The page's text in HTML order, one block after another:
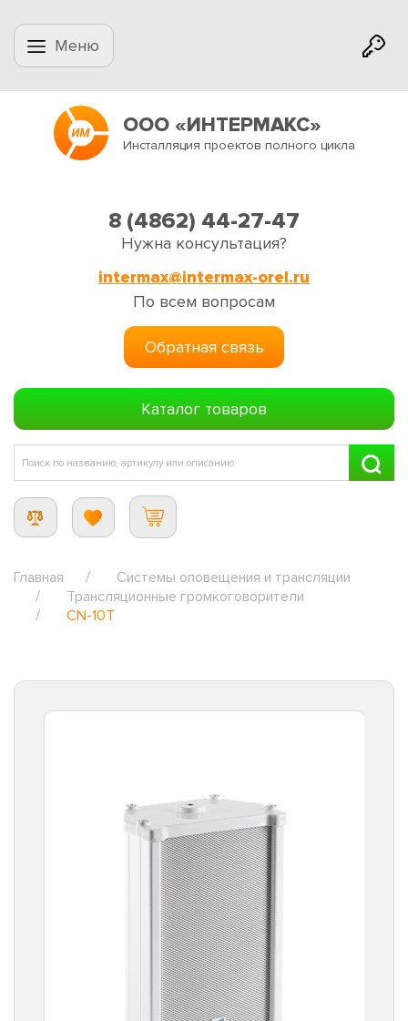
Меню
ООО «ИНТЕРМАКС»
Инсталляция проектов полного цикла
8 (4862) 44-27-47
Нужна консультация?
intermax@intermax-orel.ru
По всем вопросам
Обратная связь
Каталог товаров
Главная
Системы оповещения и трансляции
Трансляционные громкоговорители
CN-10T